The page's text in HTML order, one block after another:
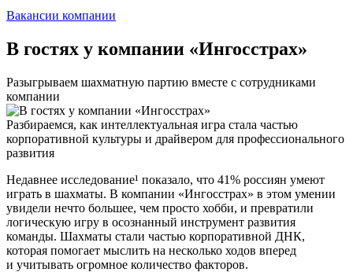
Вакансии компании
В гостях у компании «Ингосстрах»
Разыгрываем шахматную партию вместе с сотрудниками
компании
Разбираемся, как интеллектуальная игра стала частью
корпоративной культуры и драйвером для профессионального
развития
Недавнее исследование¹ показало, что 41% россиян умеют
играть в шахматы. В компании «Ингосстрах» в этом умении
увидели нечто большее, чем просто хобби, и превратили
логическую игру в осознанный инструмент развития
команды. Шахматы стали частью корпоративной ДНК,
которая помогает мыслить на несколько ходов вперед
и учитывать огромное количество факторов.